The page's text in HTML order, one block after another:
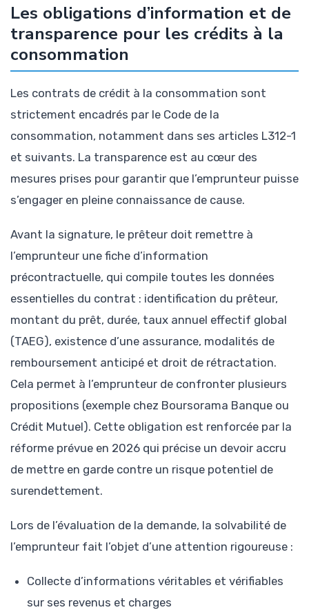
Les obligations d’information et de
transparence pour les crédits à la
consommation
Les contrats de crédit à la consommation sont
strictement encadrés par le Code de la
consommation, notamment dans ses articles L312-1
et suivants. La transparence est au cœur des
mesures prises pour garantir que l’emprunteur puisse
s’engager en pleine connaissance de cause.
Avant la signature, le prêteur doit remettre à
l’emprunteur une fiche d’information
précontractuelle, qui compile toutes les données
essentielles du contrat : identification du prêteur,
montant du prêt, durée, taux annuel effectif global
(TAEG), existence d’une assurance, modalités de
remboursement anticipé et droit de rétractation.
Cela permet à l’emprunteur de confronter plusieurs
propositions (exemple chez Boursorama Banque ou
Crédit Mutuel). Cette obligation est renforcée par la
réforme prévue en 2026 qui précise un devoir accru
de mettre en garde contre un risque potentiel de
surendettement.
Lors de l’évaluation de la demande, la solvabilité de
l’emprunteur fait l’objet d’une attention rigoureuse :
Collecte d’informations véritables et vérifiables
sur ses revenus et charges